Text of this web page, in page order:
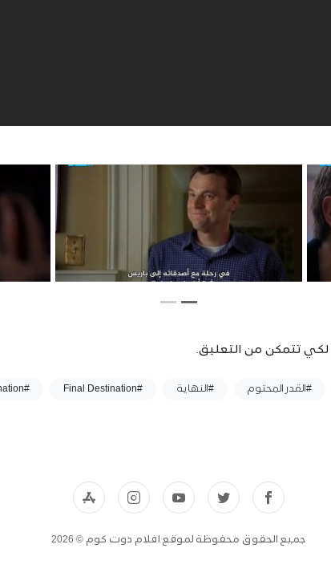
لكي تتمكن من التعليق.
#القدر المحتوم #النهاية #Final Destination #Final Destination مترجم
جميع الحقوق محفوظة لموقع افلام دوت كوم © 2026